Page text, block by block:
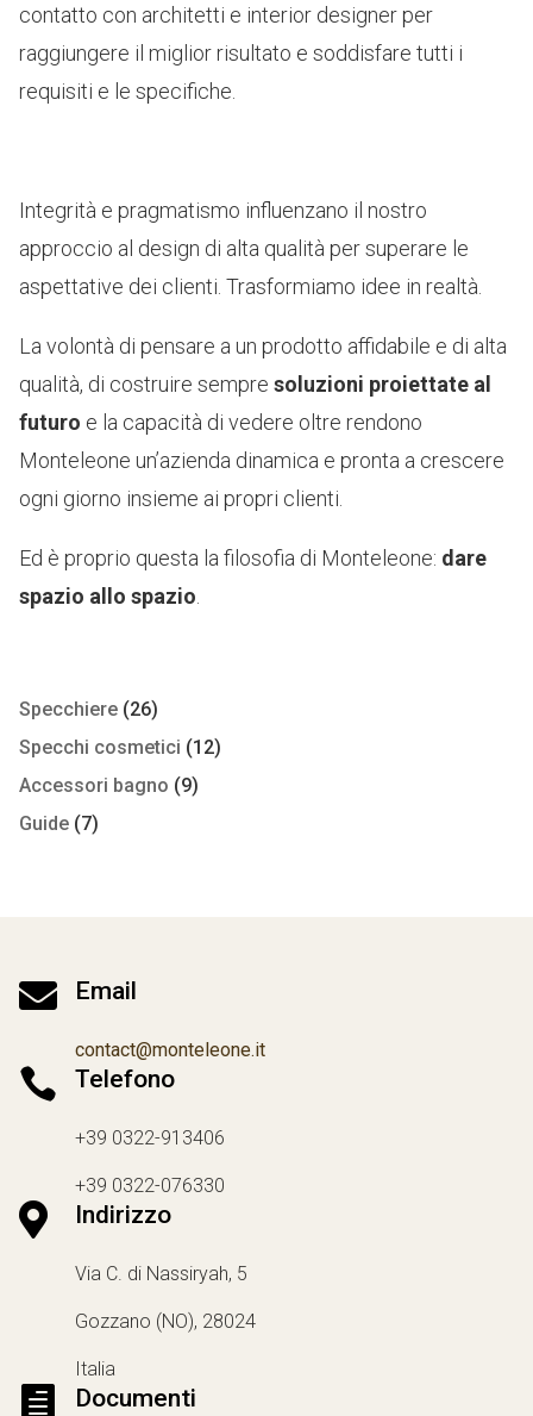
contatto con architetti e interior designer per
raggiungere il miglior risultato e soddisfare tutti i
requisiti e le specifiche.
Integrità e pragmatismo influenzano il nostro
approccio al design di alta qualità per superare le
aspettative dei clienti. Trasformiamo idee in realtà.
La volontà di pensare a un prodotto affidabile e di alta
qualità, di costruire sempre soluzioni proiettate al
futuro e la capacità di vedere oltre rendono
Monteleone un’azienda dinamica e pronta a crescere
ogni giorno insieme ai propri clienti.
Ed è proprio questa la filosofia di Monteleone: dare
spazio allo spazio
Specchiere (26)
Specchi cosmetici (12)
Accessori bagno (9)
Guide (7)
 Email
contact@monteleone.it
 Telefono
+39 0322-913406
+39 0322-076330
 Indirizzo
Via C. di Nassiryah, 5
Gozzano (NO), 28024
Italia
 Documenti